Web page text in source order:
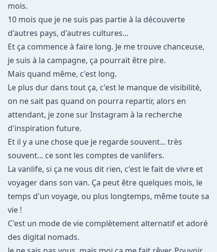
mois.
10 mois que je ne suis pas partie à la découverte
d'autres pays, d'autres cultures...
Et ça commence à faire long. Je me trouve chanceuse,
je suis à la campagne, ça pourrait être pire.
Mais quand même, c'est long.
Le plus dur dans tout ça, c'est le manque de visibilité,
on ne sait pas quand on pourra repartir, alors en
attendant, je zone sur Instagram à la recherche
d'inspiration future.
Et il y a une chose que je regarde souvent... très
souvent... ce sont les comptes de vanlifers.
La vanlife, si ça ne vous dit rien, c'est le fait de vivre et
voyager dans son van. Ça peut être quelques mois, le
temps d'un voyage, ou plus longtemps, même toute sa
vie !
C'est un mode de vie complètement alternatif et adoré
des digital nomads.